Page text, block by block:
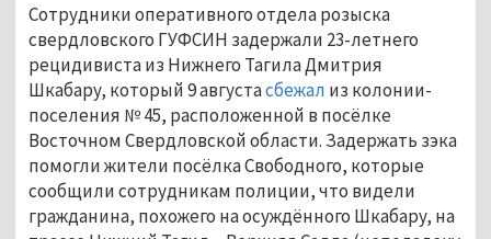
Сотрудники оперативного отдела розыска
свердловского ГУФСИН задержали 23-летнего
рецидивиста из Нижнего Тагила Дмитрия
Шкабару, который 9 августасбежал из колонии-
поселения № 45, расположенной в посёлке
Восточном Свердловской области. Задержать зэка
помогли жители посёлка Свободного, которые
сообщили сотрудникам полиции, что видели
гражданина, похожего на осуждённого Шкабару, на